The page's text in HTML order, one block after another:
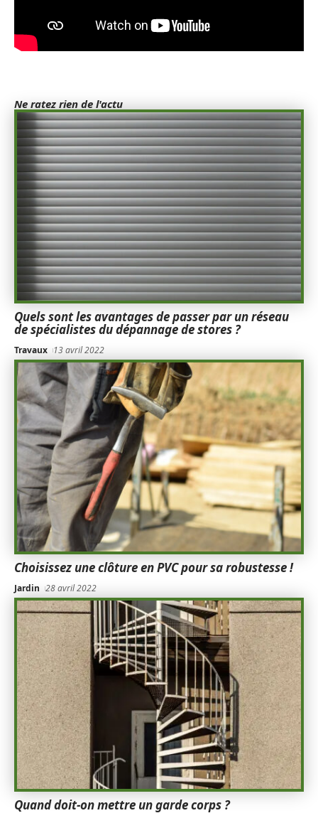
Ne ratez rien de l'actu
Quels sont les avantages de passer par un réseau
de spécialistes du dépannage de stores ?
Travaux 13 avril 2022
Choisissez une clôture en PVC pour sa robustesse !
Jardin 28 avril 2022
Quand doit-on mettre un garde corps ?